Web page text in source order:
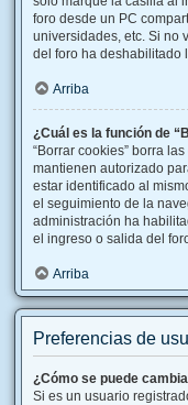
foro desde un PC
universidades, etc. Si no
del foro ha deshabilitado
Arriba
¿Cuál es la función de
“Borrar cookies” borra
mantienen autorizado
estar identificado al
el seguimiento de la
administración ha
el ingreso o salida del
Arriba
Preferencias de
¿Cómo se puede
Si es un usuario